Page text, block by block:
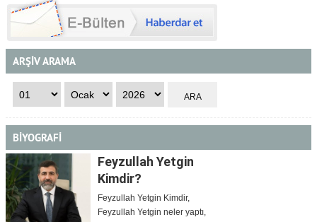
ARŞİV ARAMA
BİYOGRAFİ
Feyzullah Yetgin
Kimdir?
Feyzullah Yetgin Kimdir,
Feyzullah Yetgin neler yaptı,